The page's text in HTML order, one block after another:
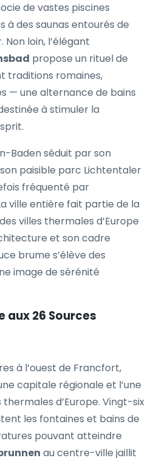
de vastes piscines
à des saunas entourés de
Non loin, l’élégant
propose un rituel de
traditions romaines,
— une alternance de bains
à stimuler la
Baden séduit par son
son paisible parc Lichtentaler
fréquenté par
ville entière fait partie de la
villes thermales d’Europe
et son cadre
brume s’élève des
image de sérénité
aux 26 Sources
à l’ouest de Francfort,
capitale régionale et l’une
d’Europe. Vingt-six
les fontaines et bains de
pouvant atteindre
au centre-ville jaillit